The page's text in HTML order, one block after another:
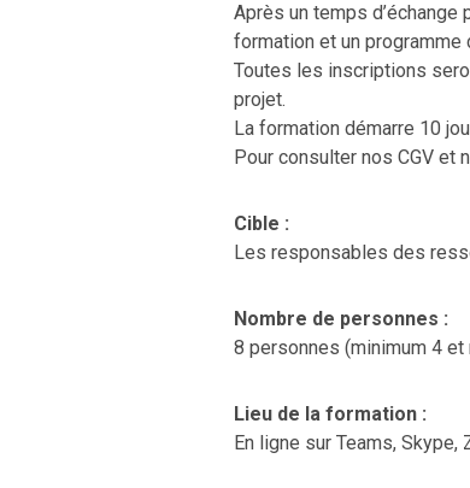
Après un temps d’échange
formation et un
Toutes les inscriptions
projet.
La formation démarre 10
Pour consulter nos CGV et
Cible :
Les responsables des
Nombre de personnes :
8 personnes (minimum 4 et
Lieu de la formation :
En ligne sur Teams, Skype,